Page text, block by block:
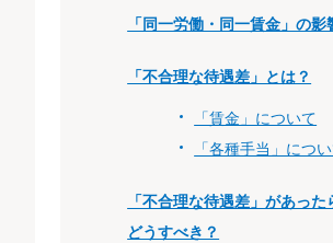
「同一労働・同一賃金」の影
「不合理な待遇差」とは？
「賃金」について
「各種手当」につ
「不合理な待遇差」があっ
どうすべき？